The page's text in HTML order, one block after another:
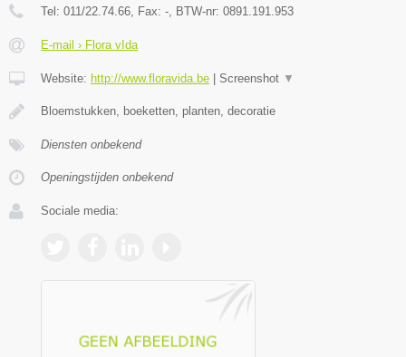
Tel: 011/22.74.66, Fax: -, BTW-nr: 0891.191.953
E-mail › Flora vIda
Website: http://www.floravida.be Screenshot ▼
Bloemstukken, boeketten, planten, decoratie
Diensten onbekend
Openingstijden onbekend
Sociale media: